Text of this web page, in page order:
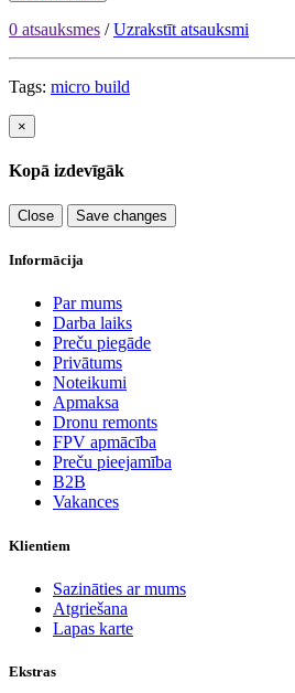
0 atsauksmes /Uzrakstīt atsauksmi
Tags: micro build
×
Kopā izdevīgāk
Close Save changes
Informācija
Par mums
Darba laiks
Preču piegāde
Privātums
Noteikumi
Apmaksa
Dronu remonts
FPV apmācība
Preču pieejamība
B2B
Vakances
Klientiem
Sazināties ar mums
Atgriešana
Lapas karte
Ekstras